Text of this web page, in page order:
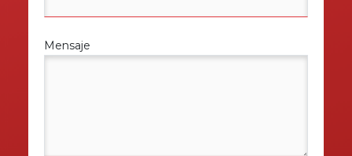
Mensaje